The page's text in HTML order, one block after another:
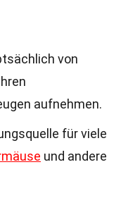
von
aufnehmen.
für viele
und andere